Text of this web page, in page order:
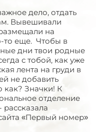
дело, отдать
Вывешивали
на
то еще. Чтобы в
дни твои родные
с тобой, как уже
лента на груди в
не добавить
как? Значки! К
отделение
«Первый номер»